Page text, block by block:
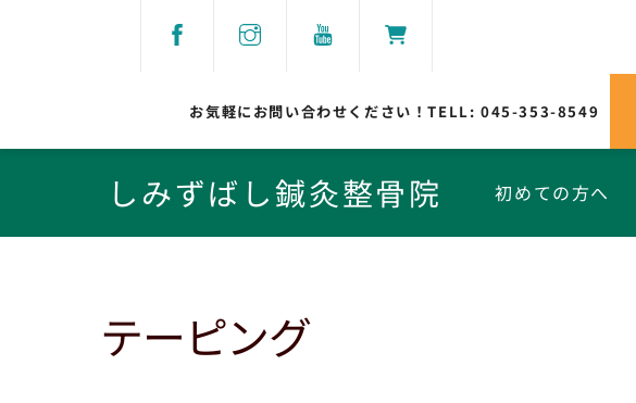
お気軽にお問い合わせください！TELL:045-353-8549
しみずばし鍼灸整骨院 初めての方へ
テーピング